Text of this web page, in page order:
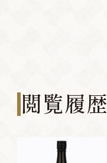
閲覧履歴